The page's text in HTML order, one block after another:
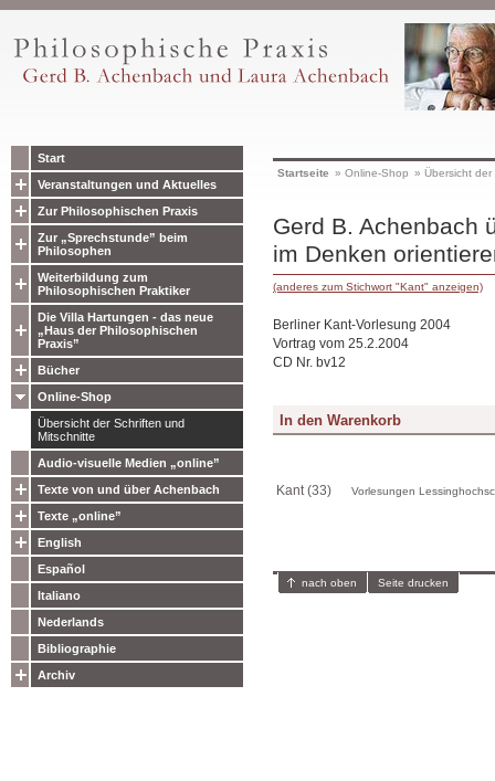
Start
Veranstaltungen und Aktuelles
Zur Philosophischen Praxis
Zur „Sprechstunde” beim
Philosophen
Weiterbildung zum
Philosophischen Praktiker
Die Villa Hartungen - das neue
„Haus der Philosophischen
Praxis”
Bücher
Online-Shop
Übersicht der Schriften und
Mitschnitte
Audio-visuelle Medien „online”
Texte von und über Achenbach
Texte „online”
English
Español
Italiano
Nederlands
Bibliographie
Archiv
Startseite » Online-Shop » Übersicht
Gerd B. Achenbach
im Denken
(anderes zum Stichwort "Kant" anzeigen)
Berliner Kant-Vorlesung 2004
Vortrag vom 25.2.2004
CD Nr. bv12
Kant (33) Vorlesungen
nach oben Seite drucken